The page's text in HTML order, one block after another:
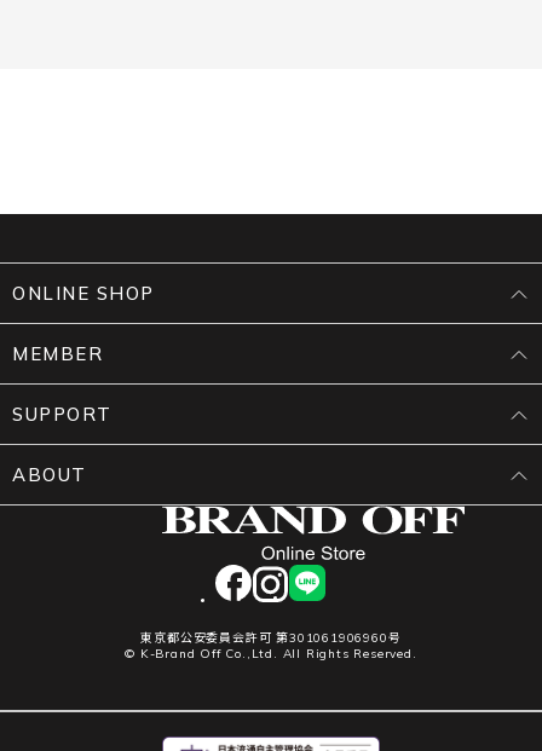
facebookinstagram
LINE
東京都公安委員会許可 第301061906960号
© K-Brand Off Co.,Ltd. All Rights Reserved.
ONLINE SHOP
MEMBER
SUPPORT
ABOUT